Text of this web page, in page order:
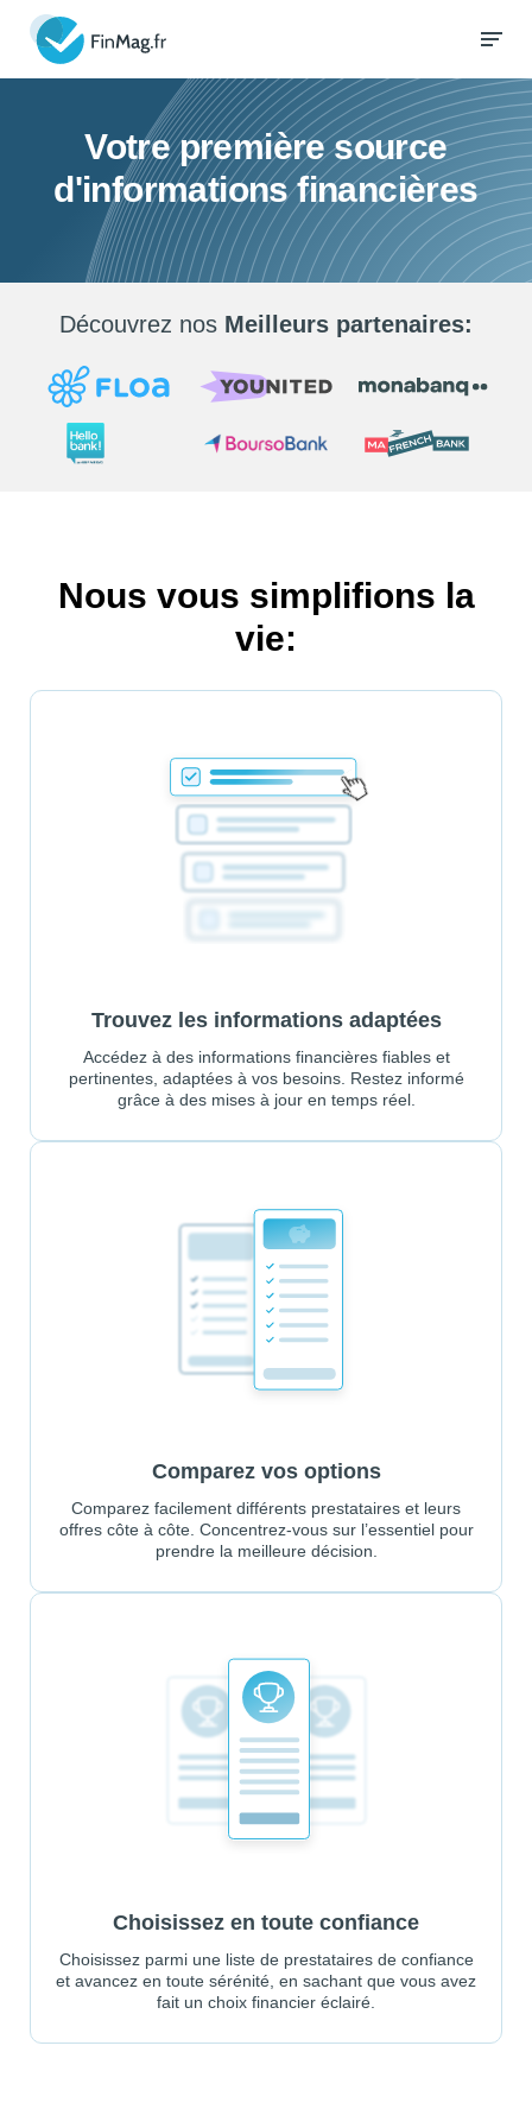
Votre première source
d'informations financières
Découvrez nos Meilleurs partenaires:
Nous vous simplifions la
vie:
Trouvez les informations adaptées
Accédez à des informations financières fiables et
pertinentes, adaptées à vos besoins. Restez informé
grâce à des mises à jour en temps réel.
Comparez vos options
Comparez facilement différents prestataires et leurs
offres côte à côte. Concentrez-vous sur l’essentiel pour
prendre la meilleure décision.
Choisissez en toute confiance
Choisissez parmi une liste de prestataires de confiance
et avancez en toute sérénité, en sachant que vous avez
fait un choix financier éclairé.